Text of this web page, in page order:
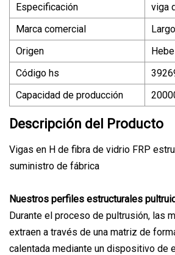
Especificación
viga
Marca comercial
Origen
Código hs
Capacidad de producción
Descripción del Producto
Vigas en H de fibra de vidrio FRP
suministro de fábrica
Nuestros perfiles estructurales
Durante el proceso de pultrusión, las
extraen a través de una matriz de
calentada mediante un dispositivo de